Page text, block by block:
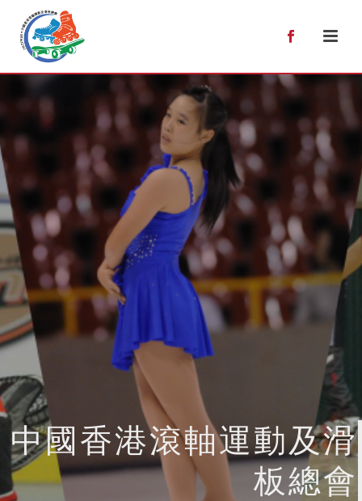
中國香港滾軸運動及滑
板總會